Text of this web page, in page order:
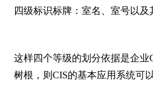
四级标识标牌：室名、室号以
这样四个等级的划分依据是企业
树根，则CIS的基本应用系统可